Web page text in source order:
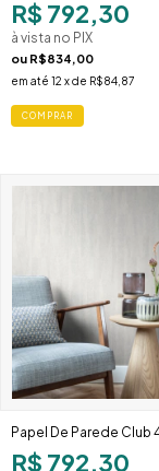
R$ 792,30
à vista no PIX
ou R$834,00
em até 12 x de R$84,87
Papel De Parede Club
R$ 792,30